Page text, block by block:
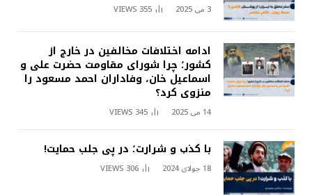
3 می 2025 355
VIEWS
ادامه اختلافات مخالفین در خارج از
کشور؛ چرا شورای مقاومت حضرت علی و
اسماعیل خان، وفاداران احمد مسعود را
منزوی کرد؟
14 می 2025 345
VIEWS
با کذب و شرارت؛ در پی جلب حمایت!
18 جولای 2024 306
VIEWS